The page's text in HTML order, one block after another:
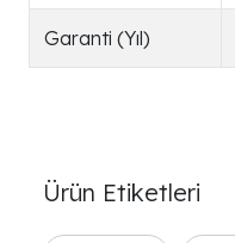
Garanti (Yıl)
Ürün Etiketleri